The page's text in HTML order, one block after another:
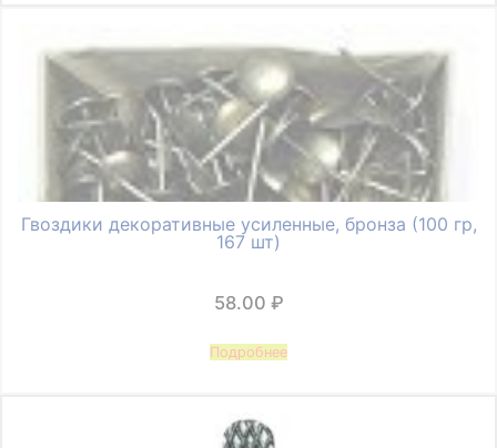
Гвоздики декоративные усиленные, бронза (100 гр,
167 шт)
58.00 ₽
Подробнее